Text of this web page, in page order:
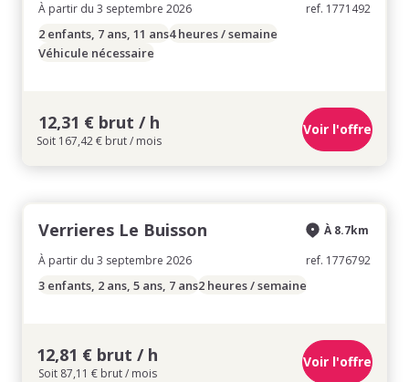
À partir du 3 septembre 2026
ref. 1771492
2 enfants, 7 ans, 11 ans4 heures / semaine
Véhicule nécessaire
12,31 € brut / h
Soit 167,42 € brut / mois
Voir l'offre
Verrieres Le Buisson
À partir du 3 septembre 2026
À 8.7km
ref. 1776792
3 enfants, 2 ans, 5 ans, 7 ans2 heures / semaine
12,81 € brut / h
Soit 87,11 € brut / mois
Voir l'offre